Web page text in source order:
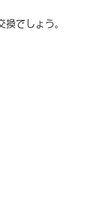
換でしょう。